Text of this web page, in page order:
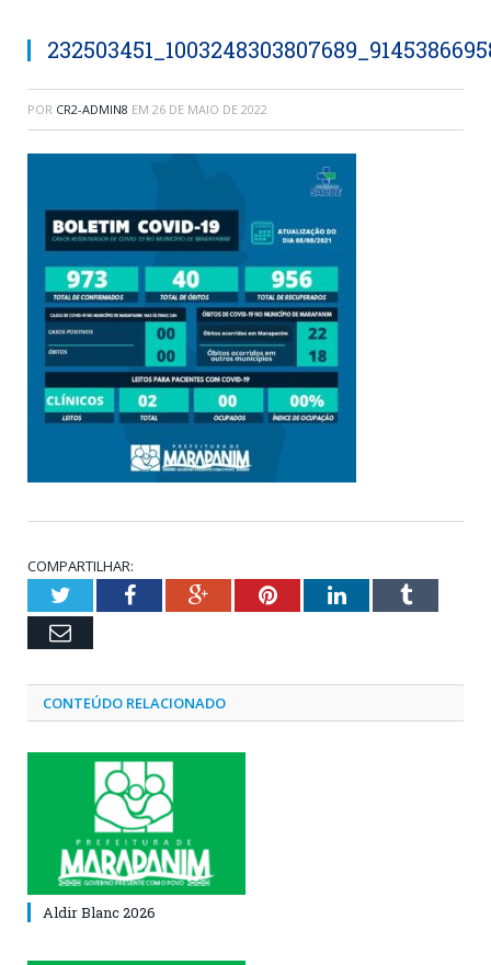
POR CR2-ADMIN8 EM 26 DE MAIO DE 2022
COMPARTILHAR:
TwitterFacebookGoogle+PinterestLinkedInTumblr
Email
CONTEÚDO RELACIONADO
Aldir Blanc 2026